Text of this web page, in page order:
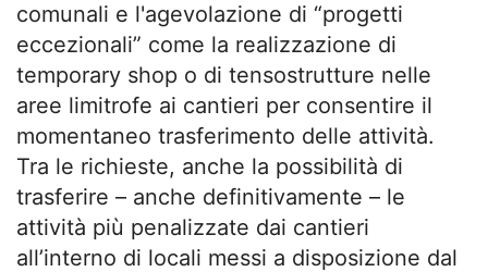
comunali e l'agevolazione di “progetti
eccezionali” come la realizzazione di
temporary shop o di tensostrutture nelle
aree limitrofe ai cantieri per consentire il
momentaneo trasferimento delle attività.
Tra le richieste, anche la possibilità di
trasferire – anche definitivamente – le
attività più penalizzate dai cantieri
all’interno di locali messi a disposizione dal